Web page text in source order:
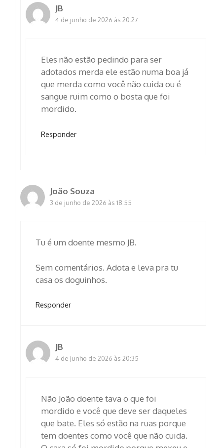
JB
4 de junho de 2026 às 20:27
Eles não estão pedindo para ser
adotados merda ele estão numa boa já
que merda como você não cuida ou é
sangue ruim como o bosta que foi
mordido.
Responder
João Souza
3 de junho de 2026 às 18:55
Tu é um doente mesmo JB.
Sem comentários. Adota e leva pra tu
casa os doguinhos.
Responder
JB
4 de junho de 2026 às 20:35
Não João doente tava o que foi
mordido e você que deve ser daqueles
que bate. Eles só estão na ruas porque
tem doentes como você que não cuida.